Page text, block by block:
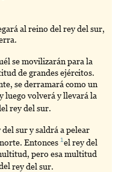
al reino del rey del sur,
se movilizarán para la
de grandes ejércitos.
se derramará como un
luego volverá y llevará la
rey del sur.
sur y saldrá a pelear
Entonces1el rey del
pero esa multitud
rey del sur.